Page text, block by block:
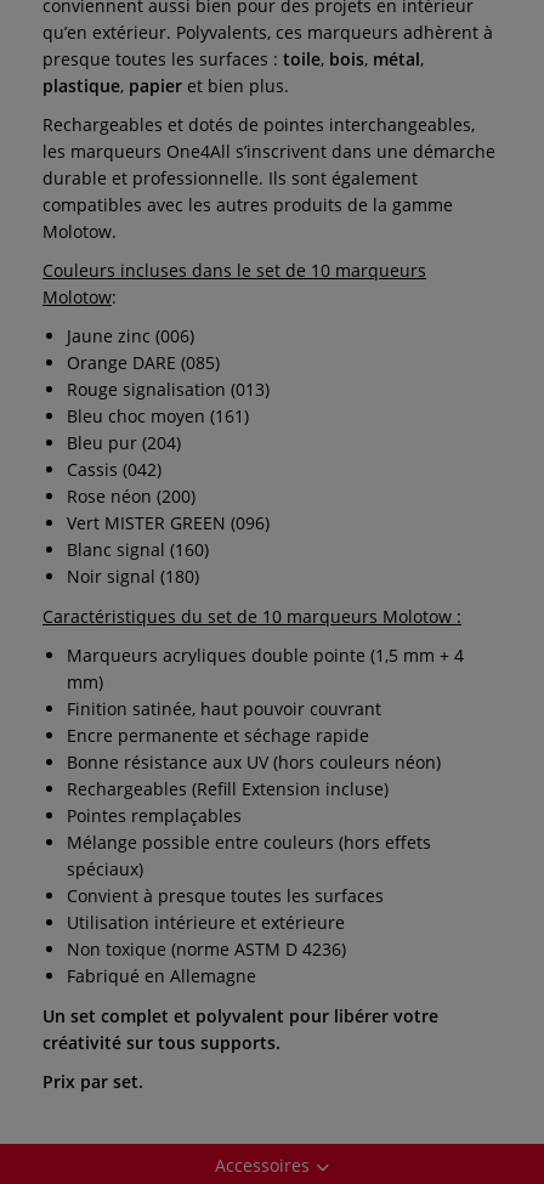
conviennent aussi bien pour des projets en intérieur
qu’en extérieur. Polyvalents, ces marqueurs adhèrent à
presque toutes les surfaces : toile, bois, métal,
plastique, papier et bien plus.
Rechargeables et dotés de pointes interchangeables,
les marqueurs One4All s’inscrivent dans une démarche
durable et professionnelle. Ils sont également
compatibles avec les autres produits de la gamme
Molotow.
Couleurs incluses dans le set de 10 marqueurs
Molotow:
Jaune zinc (006)
Orange DARE (085)
Rouge signalisation (013)
Bleu choc moyen (161)
Bleu pur (204)
Cassis (042)
Rose néon (200)
Vert MISTER GREEN (096)
Blanc signal (160)
Noir signal (180)
Caractéristiques du set de 10 marqueurs Molotow :
Marqueurs acryliques double pointe (1,5 mm + 4
mm)
Finition satinée, haut pouvoir couvrant
Encre permanente et séchage rapide
Bonne résistance aux UV (hors couleurs néon)
Rechargeables (Refill Extension incluse)
Pointes remplaçables
Mélange possible entre couleurs (hors effets
spéciaux)
Convient à presque toutes les surfaces
Utilisation intérieure et extérieure
Non toxique (norme ASTM D 4236)
Fabriqué en Allemagne
Un set complet et polyvalent pour libérer votre
créativité sur tous supports.
Prix par set.
Accessoires